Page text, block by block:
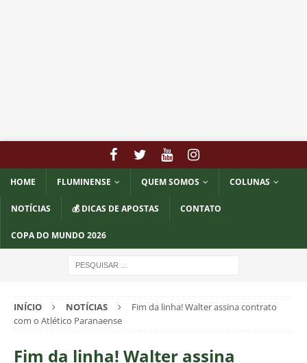
HOME FLUMINENSE QUEM SOMOS COLUNAS
NOTÍCIAS 💰 DICAS DE APOSTAS CONTATO
COPA DO MUNDO 2026
INÍCIO NOTÍCIAS
Fim da linha! Walter assina contrato
com o Atlético Paranaense
Fim da linha! Walter assina